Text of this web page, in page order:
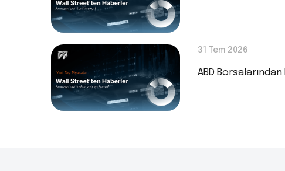
31 Tem 2026
ABD